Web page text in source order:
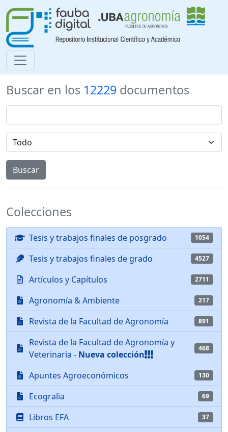
Buscar en los 12229 documentos
Colecciones
Tesis y trabajos finales de posgrado 1054
Tesis y trabajos finales de grado 4527
Artículos y Capítulos 2711
Agronomía & Ambiente 217
Revista de la Facultad de Agronomía 891
Revista de la Facultad de Agronomía y
Veterinaria - Nueva colección
468
Apuntes Agroeconómicos 130
Ecogralia 69
Libros EFA 37